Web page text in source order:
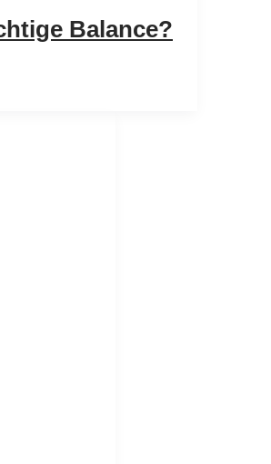
Balance?